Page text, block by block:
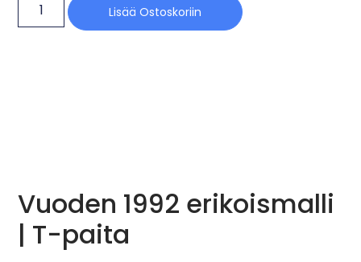
Lisää Ostoskoriin
Vuoden 1992 erikoismalli
| T-paita